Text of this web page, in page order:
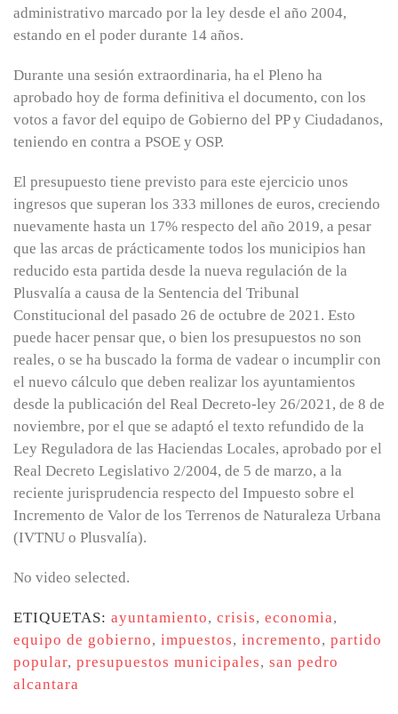
administrativo marcado por la ley desde el año 2004,
estando en el poder durante 14 años.
Durante una sesión extraordinaria, ha el Pleno ha
aprobado hoy de forma definitiva el documento, con los
votos a favor del equipo de Gobierno del PP y Ciudadanos,
teniendo en contra a PSOE y OSP.
El presupuesto tiene previsto para este ejercicio unos
ingresos que superan los 333 millones de euros, creciendo
nuevamente hasta un 17% respecto del año 2019, a pesar
que las arcas de prácticamente todos los municipios han
reducido esta partida desde la nueva regulación de la
Plusvalía a causa de la Sentencia del Tribunal
Constitucional del pasado 26 de octubre de 2021. Esto
puede hacer pensar que, o bien los presupuestos no son
reales, o se ha buscado la forma de vadear o incumplir con
el nuevo cálculo que deben realizar los ayuntamientos
desde la publicación del Real Decreto-ley 26/2021, de 8 de
noviembre, por el que se adaptó el texto refundido de la
Ley Reguladora de las Haciendas Locales, aprobado por el
Real Decreto Legislativo 2/2004, de 5 de marzo, a la
reciente jurisprudencia respecto del Impuesto sobre el
Incremento de Valor de los Terrenos de Naturaleza Urbana
(IVTNU o Plusvalía).
No video selected.
ETIQUETAS: ayuntamiento, crisis, economia,
equipo de gobierno, impuestos, incremento, partido
popular, presupuestos municipales, san pedro
alcantara